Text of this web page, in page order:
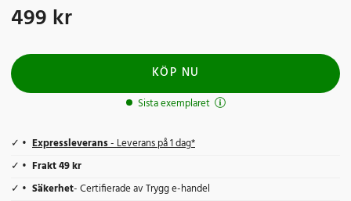
Pris:499 kr
499 kr
KÖP NU
Sista exemplaret
Expressleverans- Leverans på 1 dag*
Frakt 49 kr
Säkerhet- Certifierade av Trygg e-handel